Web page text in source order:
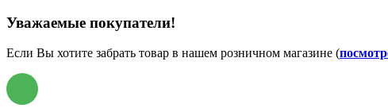
Уважаемые покупатели!
Если Вы хотите забрать товар в нашем розничном магазине (